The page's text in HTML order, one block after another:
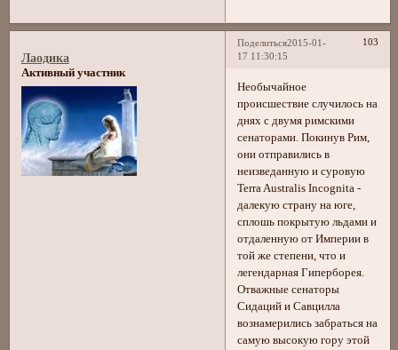
Поделиться 103
2015-01-
17 11:30:15
Лаодика
Активный участник
Необычайное
происшествие случилось на
днях с двумя римскими
сенаторами. Покинув Рим,
они отправились в
неизведанную и суровую
Terra Australis Incognita -
далекую страну на юге,
сплошь покрытую льдами и
отдаленную от Империи в
той же степени, что и
легендарная Гиперборея.
Отважные сенаторы
Сидаций и Савцилла
вознамерились забраться на
самую высокую гору этой